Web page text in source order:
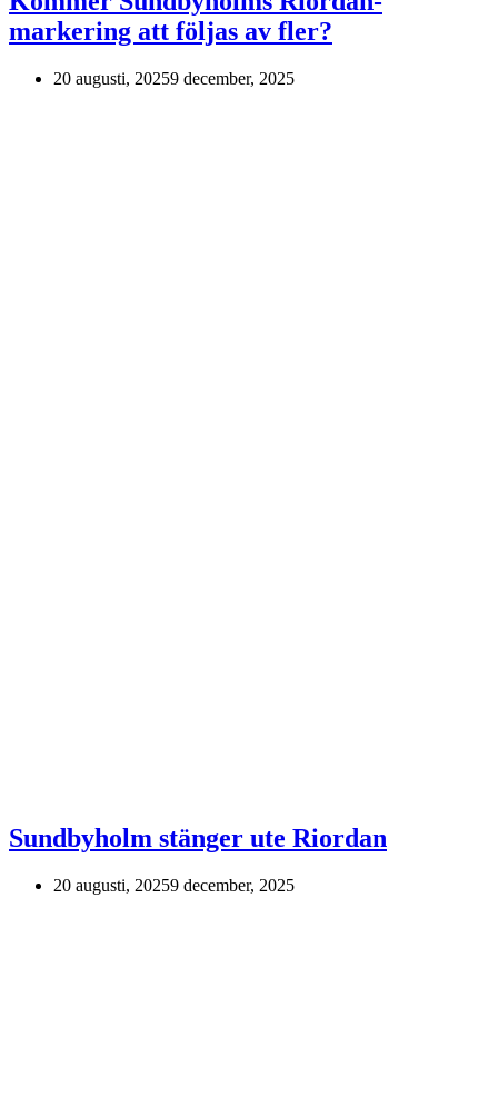
markering att följas av fler?
20 augusti, 20259 december, 2025
Sundbyholm stänger ute Riordan
20 augusti, 20259 december, 2025